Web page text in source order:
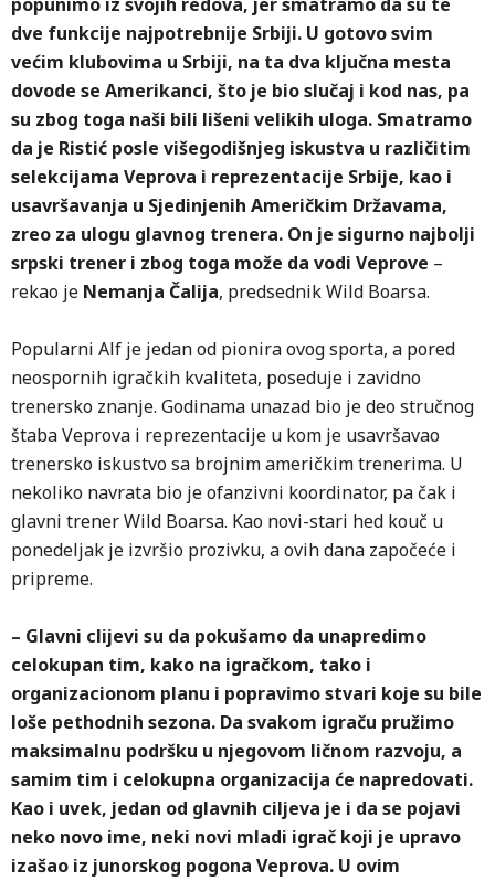
dve funkcije najpotrebnije Srbiji. U gotovo svim
većim klubovima u Srbiji, na ta dva ključna mesta
dovode se Amerikanci, što je bio slučaj i kod nas, pa
su zbog toga naši bili lišeni velikih uloga. Smatramo
da je Ristić posle višegodišnjeg iskustva u različitim
selekcijama Veprova i reprezentacije Srbije, kao i
usavršavanja u Sjedinjenih Američkim Državama,
zreo za ulogu glavnog trenera. On je sigurno najbolji
srpski trener i zbog toga može da vodi Veprove –
rekao je Nemanja Čalija, predsednik Wild Boarsa.
Popularni Alf je jedan od pionira ovog sporta, a pored
neospornih igračkih kvaliteta, poseduje i zavidno
trenersko znanje. Godinama unazad bio je deo stručnog
štaba Veprova i reprezentacije u kom je usavršavao
trenersko iskustvo sa brojnim američkim trenerima. U
nekoliko navrata bio je ofanzivni koordinator, pa čak i
glavni trener Wild Boarsa. Kao novi-stari hed kouč u
ponedeljak je izvršio prozivku, a ovih dana započeće i
pripreme.
– Glavni clijevi su da pokušamo da unapredimo
celokupan tim, kako na igračkom, tako i
organizacionom planu i popravimo stvari koje su bile
loše pethodnih sezona. Da svakom igraču pružimo
maksimalnu podršku u njegovom ličnom razvoju, a
samim tim i celokupna organizacija će napredovati.
Kao i uvek, jedan od glavnih ciljeva je i da se pojavi
neko novo ime, neki novi mladi igrač koji je upravo
izašao iz junorskog pogona Veprova. U ovim